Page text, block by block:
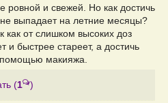
ровной и свежей. Но как достичь
выпадает на летние месяцы?
как от слишком высоких доз
и быстрее стареет, а достичь
макияжа.
(1 )